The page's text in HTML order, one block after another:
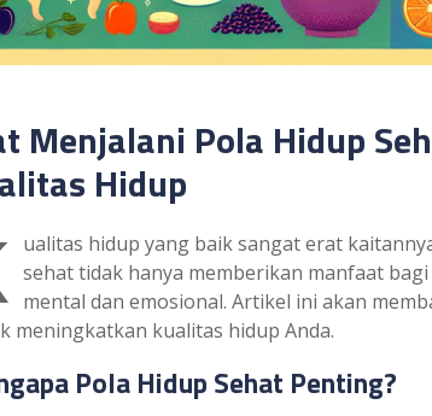
Menjalani Pola Hidup
Hidup
ualitas hidup yang baik sangat erat
sehat tidak hanya memberikan manfaat
mental dan emosional. Artikel ini akan
meningkatkan kualitas hidup Anda.
Pola Hidup Sehat Penting?